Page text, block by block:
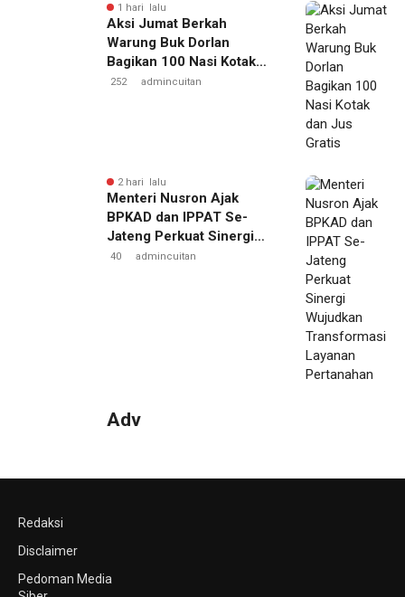
1 hari lalu
Aksi Jumat Berkah
Warung Buk Dorlan
Bagikan 100 Nasi Kotak
dan Jus Gratis
252 admincuitan
2 hari lalu
Menteri Nusron Ajak
BPKAD dan IPPAT Se-
Jateng Perkuat Sinergi
Wujudkan Transformasi
40 admincuitan
Adv
Redaksi
Disclaimer
Pedoman Media